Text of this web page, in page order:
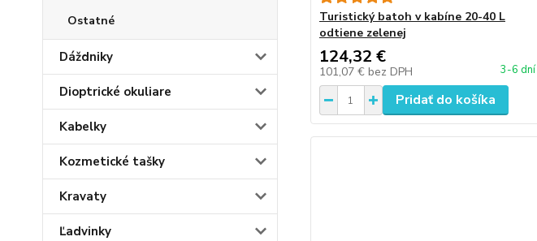
Ostatné
Dáždniky
Dioptrické okuliare
Kabelky
Kozmetické tašky
Kravaty
Ľadvinky
Turistický batoh v kabíne 20-40 L
odtiene zelenej
124,32 €
101,07 € bez DPH 3-6 dní
Pridať do košíka